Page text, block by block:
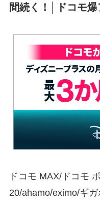
間続く！│ドコモ爆
ドコモ MAX/ドコモ
20/ahamo/eximo/ギガ